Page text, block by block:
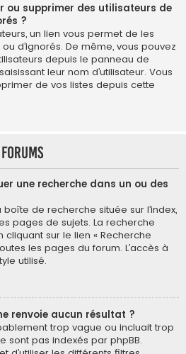
ou supprimer des utilisateurs de
?
un lien vous permet de les
d’ignorés. De même, vous pouvez
depuis le panneau de
leur nom d’utilisateur. Vous
de vos listes depuis cette
une recherche dans un ou des
de recherche située sur l’index,
pages de sujets. La recherche
sur le lien « Recherche
les pages du forum. L’accès à
utilisé.
renvoie aucun résultat ?
trop vague ou incluait trop
sont pas indexés par phpBB.